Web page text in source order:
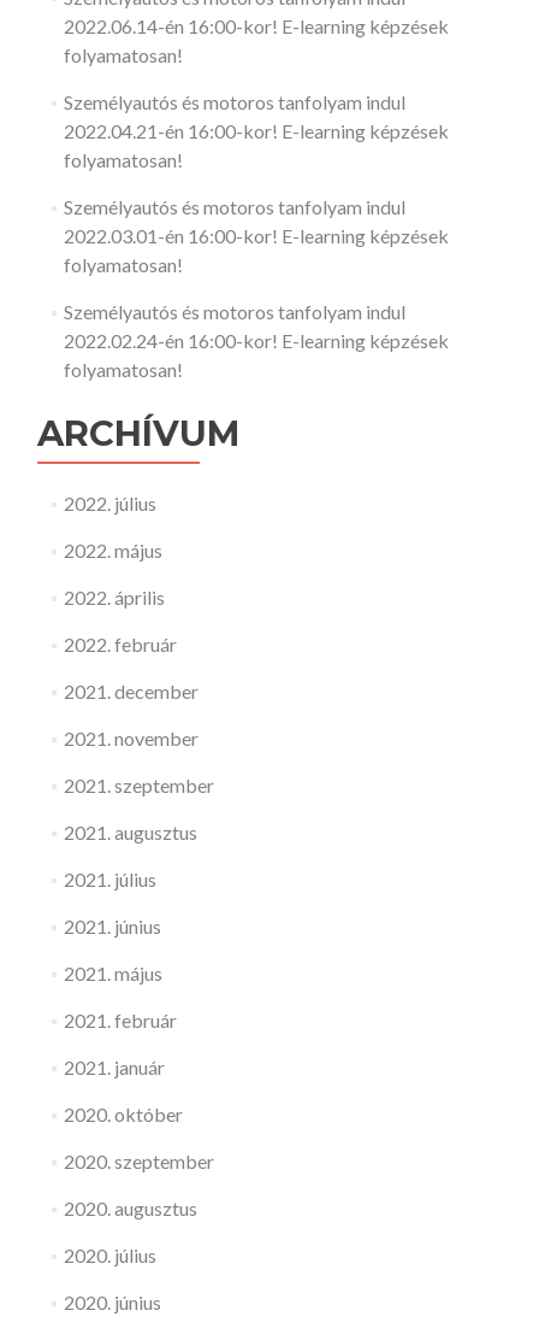
2022.06.14-én 16:00-kor! E-learning képzések
folyamatosan!
Személyautós és motoros tanfolyam indul
2022.04.21-én 16:00-kor! E-learning képzések
folyamatosan!
Személyautós és motoros tanfolyam indul
2022.03.01-én 16:00-kor! E-learning képzések
folyamatosan!
Személyautós és motoros tanfolyam indul
2022.02.24-én 16:00-kor! E-learning képzések
folyamatosan!
ARCHÍVUM
2022. július
2022. május
2022. április
2022. február
2021. december
2021. november
2021. szeptember
2021. augusztus
2021. július
2021. június
2021. május
2021. február
2021. január
2020. október
2020. szeptember
2020. augusztus
2020. július
2020. június